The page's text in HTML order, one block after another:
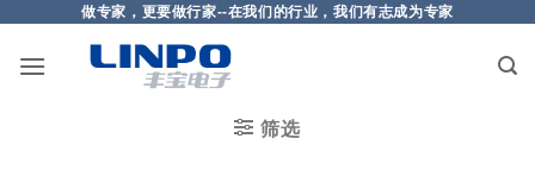
做专家，更要做行家--在我们的行业，我们有志成为专家
筛选